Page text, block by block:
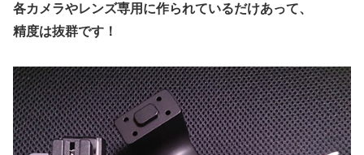
各カメラやレンズ専用に作られているだけあって、
精度は抜群です！